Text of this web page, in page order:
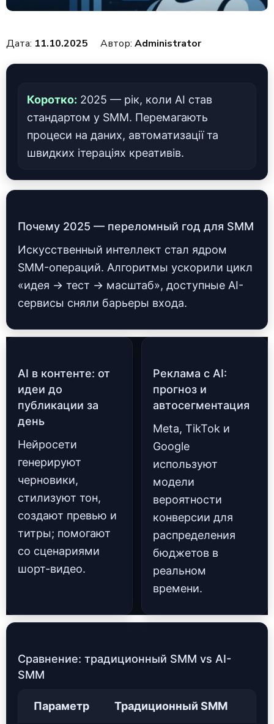
Дата: 11.10.2025 Автор: Administrator
Коротко: 2025 — рік, коли AI став
стандартом у SMM. Перемагають
процеси на даних, автоматизації та
швидких ітераціях креативів.
Почему 2025 — переломный год для SMM
Искусственный интеллект стал ядром
SMM-операций. Алгоритмы ускорили цикл
«идея → тест → масштаб», доступные AI-
сервисы сняли барьеры входа.
AI в контенте: от
идеи до
публикации за
день
Нейросети
генерируют
черновики,
стилизуют тон,
создают превью и
титры; помогают
со сценариями
шорт-видео.
Реклама с AI:
прогноз и
автосегментация
Meta, TikTok и
Google
используют
модели
вероятности
конверсии для
распределения
бюджетов в
реальном
времени.
Сравнение: традиционный SMM vs AI-
SMM
Параметр Традиционный SMM